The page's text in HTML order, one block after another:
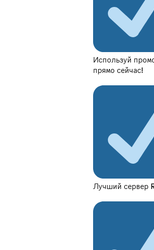
Используй
прямо сейчас!
Лучший сервер